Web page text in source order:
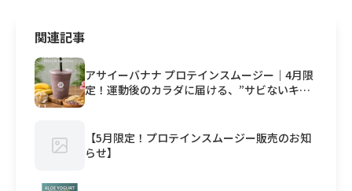
関連記事
アサイーバナナ プロテインスムージー｜4月限
定！運動後のカラダに届ける、”サビないキレ
【5月限定！プロテインスムージー販売のお知
らせ】